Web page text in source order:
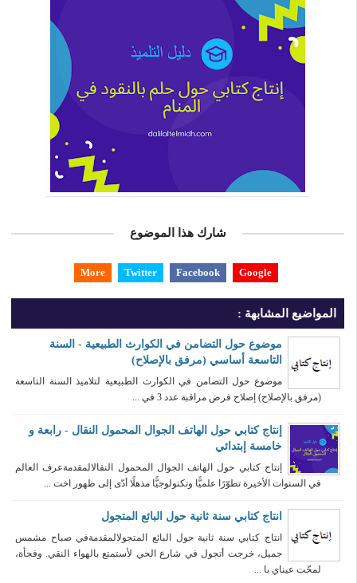
شارك هذا الموضوع
Google
Facebook
Twitter
More
المواضيع المشابهة :
موضوع حول التضامن في الكوارث الطبيعية - السنة
التاسعة أساسي (مرفق بالإصلاح)
موضوع حول التضامن في الكوارث الطبيعية لتلاميذ السنة التاسعة
(مرفق بالإصلاح) إصلاح فرض مراقبة عدد 3 في ...
إنتاج كتابي حول الهاتف الجوال المحمول النقال - رابعة و
خامسة إبتدائي
إنتاج كتابي حول الهاتف الجوال المحمول النقالالمقدمةعرف العالم
في السنوات الأخيرة تطوّرًا علميًّا وتكنولوجيًّا مذهلًا أدّى إلى ظهور اخت ...
انتاج كتابي سنة ثانية حول البائع المتجول
انتاج كتابي سنة ثانية حول البائع المتجولالمقدمةفي صباح مشمس
جميل، خرجت أتجول في شارع الحي لأستمتع بالهواء النقي. وفجأة،
لمحّت عيناي با ...